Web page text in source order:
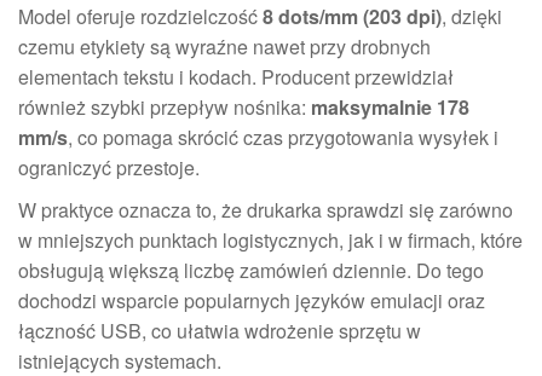
Model oferuje rozdzielczość8 dots/mm (203 dpi), dzięki
czemu etykiety są wyraźne nawet przy drobnych
elementach tekstu i kodach. Producent przewidział
również szybki przepływ nośnika: maksymalnie 178
mm/s, co pomaga skrócić czas przygotowania wysyłek i
ograniczyć przestoje.
W praktyce oznacza to, że drukarka sprawdzi się zarówno
w mniejszych punktach logistycznych, jak i w firmach, które
obsługują większą liczbę zamówień dziennie. Do tego
dochodzi wsparcie popularnych języków emulacji oraz
łączność USB, co ułatwia wdrożenie sprzętu w
istniejących systemach.